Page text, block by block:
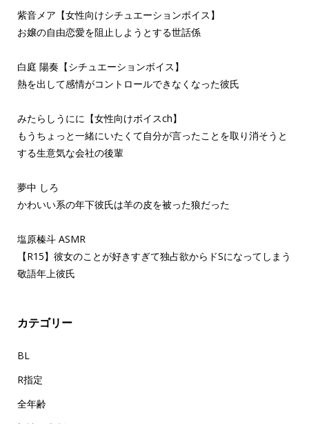
紫音メア【女性向けシチュエーションボイス】
お嬢の自由恋愛を阻止しようとする世話係
白庭 陽奏【シチュエーションボイス】
熱を出して感情がコントロールできなくなった彼氏
みたらしうにに【女性向けボイスch】
もうちょっと一緒にいたくて自分が言ったことを取り消そうと
する生意気な会社の後輩
夢中 しろ
かわいい系の年下彼氏は羊の皮を被った狼だった
塩原榛斗 ASMR
【R15】彼女のことが好きすぎて独占欲からドSになってしまう
敬語年上彼氏
カテゴリー
BL
R指定
全年齢